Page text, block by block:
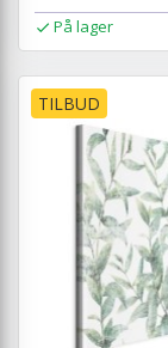
På lager
TILBUD